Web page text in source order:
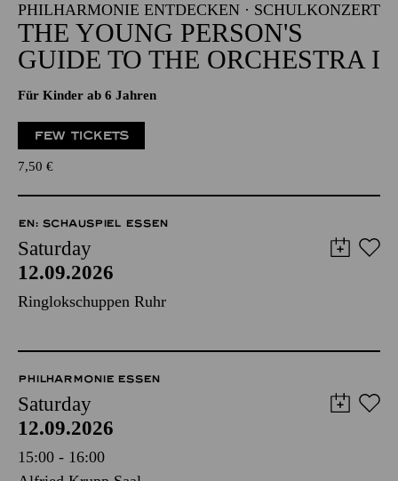
PHILHARMONIE ENTDECKEN · SCHULKONZERT
THE YOUNG PERSON'S
GUIDE TO THE ORCHESTRA I
Für Kinder ab 6 Jahren
FEW TICKETS
7,50 €
EN: SCHAUSPIEL ESSEN
Saturday
12.09.2026
Ringlokschuppen Ruhr
PHILHARMONIE ESSEN
Saturday
12.09.2026
15:00 - 16:00